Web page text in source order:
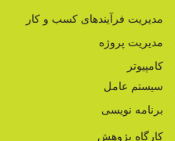
مدیریت فرآیندهای کسب و کار
مدیریت پروژه
کامپیوتر
سیستم عامل
برنامه نویسی
کارگاه پژوهش